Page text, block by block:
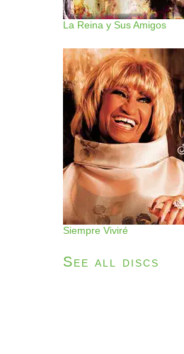
La Reina y Sus Amigos
Siempre Viviré
See all discs